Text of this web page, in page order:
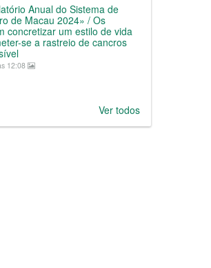
Anual do Sistema de
de Macau 2024» / Os
concretizar um estilo de vida
se a rastreio de cancros
12:08
Ver todos